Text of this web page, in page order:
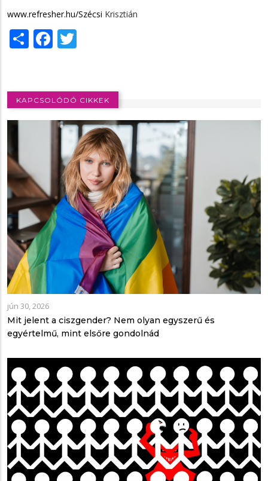
www.refresher.hu/Szécsi Krisztián
ShareFacebook
KAPCSOLÓDÓ CIKKEK
jún 30, 2026
Mit jelent a ciszgender? Nem olyan egyszerű és
egyértelmű, mint elsőre gondolnád